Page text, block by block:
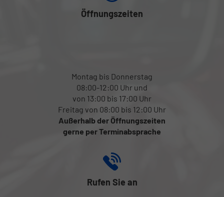
Öffnungszeiten
Montag bis Donnerstag
08:00-12:00 Uhr und
von 13:00 bis 17:00 Uhr
Freitag von 08:00 bis 12:00 Uhr
Außerhalb der Öffnungszeiten
gerne per Terminabsprache
Rufen Sie an